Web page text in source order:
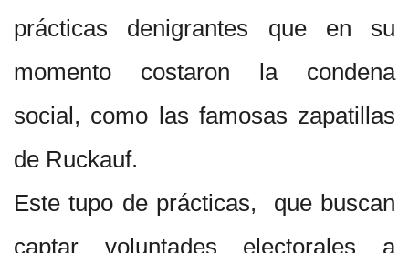
prácticas denigrantes que en su
momento costaron la condena
social, como las famosas zapatillas
de Ruckauf.
Este tupo de prácticas, que buscan
captar voluntades electorales a